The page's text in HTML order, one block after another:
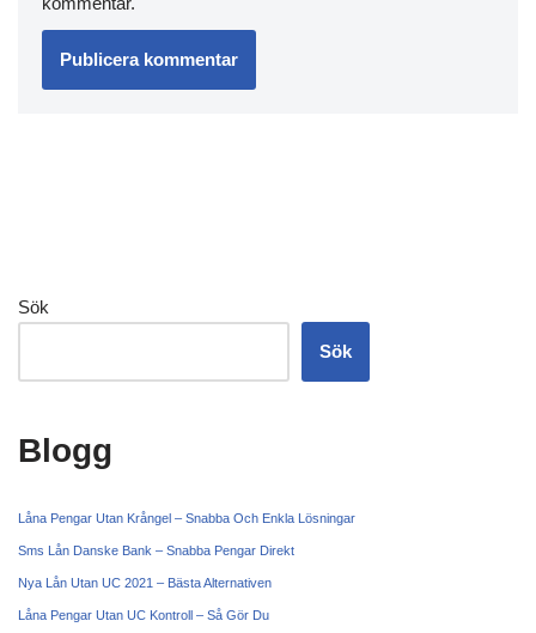
Sök
Sök
Blogg
Låna Pengar Utan Krångel – Snabba Och Enkla Lösningar
Sms Lån Danske Bank – Snabba Pengar Direkt
Nya Lån Utan UC 2021 – Bästa Alternativen
Låna Pengar Utan UC Kontroll – Så Gör Du